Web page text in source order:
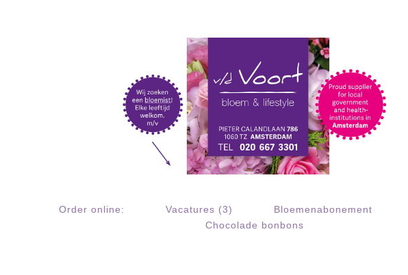
Order online: Vacatures (3)
Bloemenabonement
Chocolade bonbons